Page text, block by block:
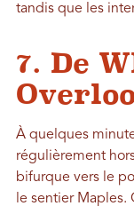
tandis que les
7. De
À quelques
régulièrement
bifurque vers le
le sentier Maples.